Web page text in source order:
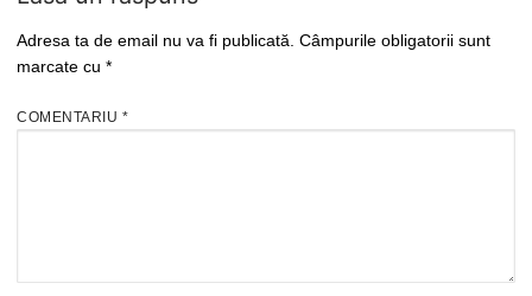
Adresa ta de email nu va fi publicată. Câmpurile obligatorii sunt
marcate cu *
COMENTARIU *